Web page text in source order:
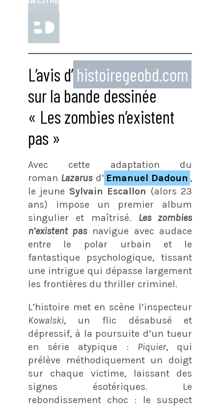
L’avis d’ histoiregeobd.com
sur la bande dessinée
« Les zombies n’existent
pas »
Avec cette adaptation du
roman Lazarus d’ Emanuel Dadoun ,
le jeune Sylvain Escallon (alors 23
ans) impose un premier album
singulier et maîtrisé. Les zombies
n’existent pasnavigue avec audace
entre le polar urbain et le
fantastique psychologique, tissant
une intrigue qui dépasse largement
les frontières du thriller criminel.
L’histoire met en scène l’inspecteur
Kowalski, un flic désabusé et
dépressif, à la poursuite d’un tueur
en série atypique : Piquier, qui
prélève méthodiquement un doigt
sur chaque victime, laissant des
signes ésotériques. Le
rebondissement choc : le suspect